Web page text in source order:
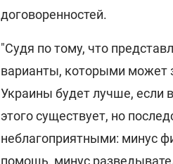
договоренностей.
"Судя по тому, что
варианты, которыми может
Украины будет лучше, если
этого существует, но
неблагоприятными: минус
помощь, минус